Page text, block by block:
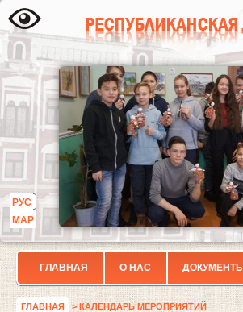
РУС
МАР
ГЛАВНАЯ О НАС ДОКУМЕНТЫ
ГЛАВНАЯ > КАЛЕНДАРЬ МЕРОПРИЯТИЙ